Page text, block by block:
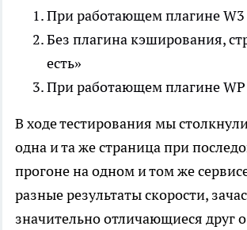
При работающем плагине W3
Без плагина кэширования,
есть»
При работающем плагине WP
В ходе тестирования мы
одна и та же страница при
прогоне на одном и том же
разные результаты скорости,
значительно отличающиеся друг о